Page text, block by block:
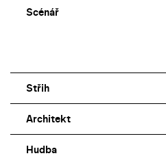
Scénář
Střih
Architekt
Hudba